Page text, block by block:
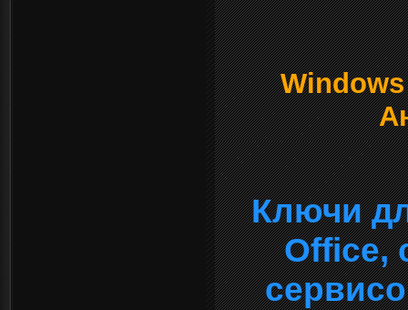
Windows
Ключи
Office,